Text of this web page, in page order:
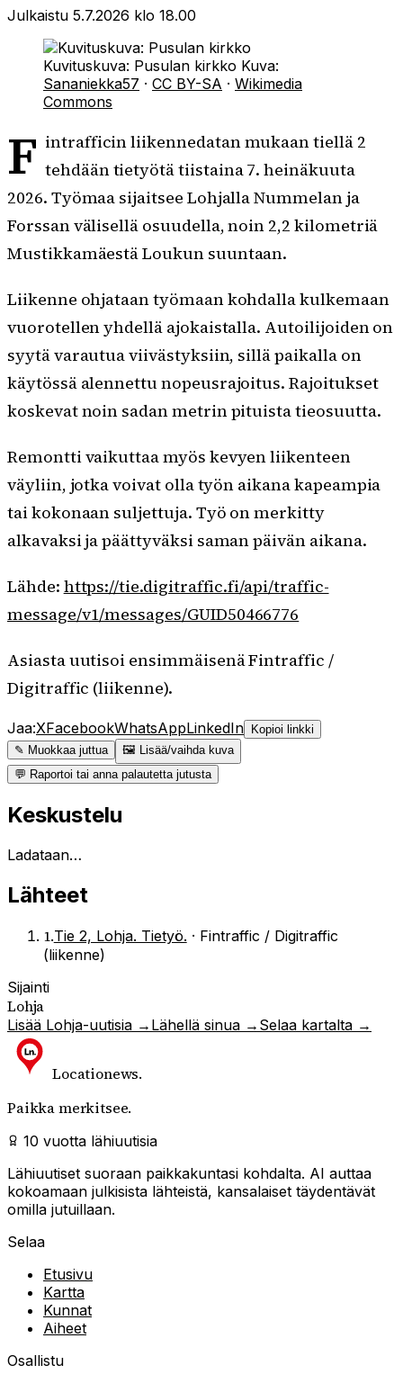
Julkaistu 5.7.2026 klo 18.00
Kuvituskuva: Pusulan kirkko Kuva:
Sananiekka57 · CC BY-SA · Wikimedia
Commons
F intrafficin liikennedatan mukaan tiellä 2
tehdään tietyötä tiistaina 7. heinäkuuta
2026. Työmaa sijaitsee Lohjalla Nummelan ja
Forssan välisellä osuudella, noin 2,2 kilometriä
Mustikkamäestä Loukun suuntaan.
Liikenne ohjataan työmaan kohdalla kulkemaan
vuorotellen yhdellä ajokaistalla. Autoilijoiden on
syytä varautua viivästyksiin, sillä paikalla on
käytössä alennettu nopeusrajoitus. Rajoitukset
koskevat noin sadan metrin pituista tieosuutta.
Remontti vaikuttaa myös kevyen liikenteen
väyliin, jotka voivat olla työn aikana kapeampia
tai kokonaan suljettuja. Työ on merkitty
alkavaksi ja päättyväksi saman päivän aikana.
Lähde: https://tie.digitraffic.fi/api/traffic-
message/v1/messages/GUID50466776
Asiasta uutisoi ensimmäisenä Fintraffic /
Digitraffic (liikenne).
Jaa:XFacebookWhatsAppLinkedIn
Kopioi linkki
✎ Muokkaa juttua
🖼 Lisää/vaihda kuva
💬 Raportoi tai anna palautetta jutusta
Keskustelu
Ladataan…
Lähteet
1.Tie 2, Lohja. Tietyö. · Fintraffic / Digitraffic
(liikenne)
Sijainti
Lohja
Lisää Lohja-uutisia → Lähellä sinua → Selaa kartalta →
Locationews.
Paikka merkitsee.
10 vuotta lähiuutisia
Lähiuutiset suoraan paikkakuntasi kohdalta. AI auttaa
kokoamaan julkisista lähteistä, kansalaiset täydentävät
omilla jutuillaan.
Selaa
Etusivu
Kartta
Kunnat
Aiheet
Osallistu